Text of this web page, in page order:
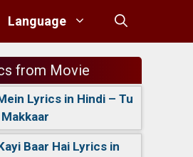
Language
from Movie
Lyrics in Hindi – Tu
Baar Hai Lyrics in